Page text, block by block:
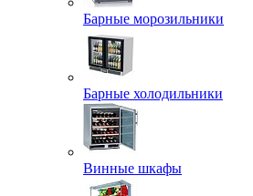
Барные морозильники
Барные холодильники
Винные шкафы